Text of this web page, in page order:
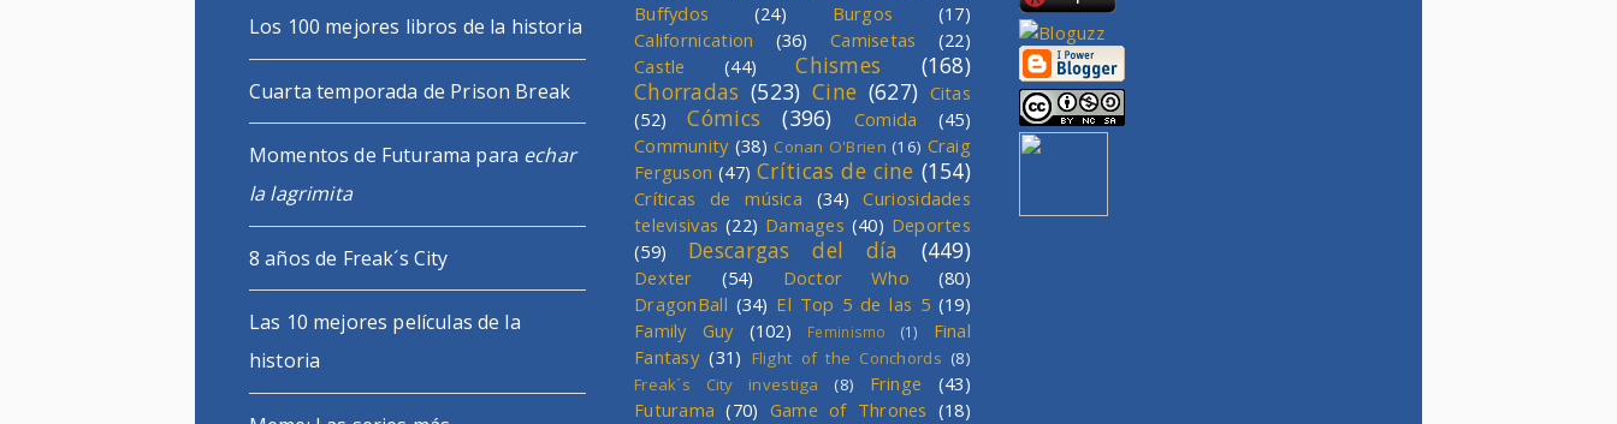
Los 100 mejores libros de la historia
Cuarta temporada de Prison Break
Momentos de Futurama para echar
la lagrimita
8 años de Freak´s City
Las 10 mejores películas de la
historia
Buffydos (24) Burgos
(17)
Californication
(36) Camisetas
(22)
Castle
(44) Chismes
(168)
Chorradas (523) Cine (627) Citas
(52)
Cómics (396) Comida
(45)
Community (38) Conan O'Brien (16) Craig
Ferguson (47) Críticas de cine (154)
Críticas de música (34)
Curiosidades
televisivas (22) Damages (40) Deportes
(59)
Descargas del día (449)
Dexter (54) Doctor Who
(80)
DragonBall (34) El Top 5 de las 5 (19)
Family Guy
(102) Feminismo (1)
Final
Fantasy (31) Flight of the Conchords (8)
Freak´s City investiga
(8) Fringe
(43)
Futurama (70) Game of Thrones (18)